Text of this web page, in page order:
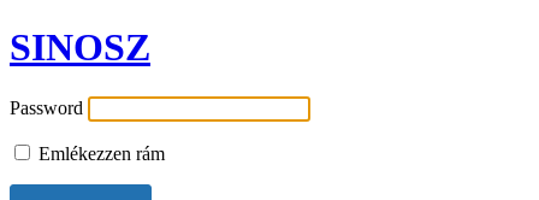
SINOSZ
Password
Emlékezzen rám